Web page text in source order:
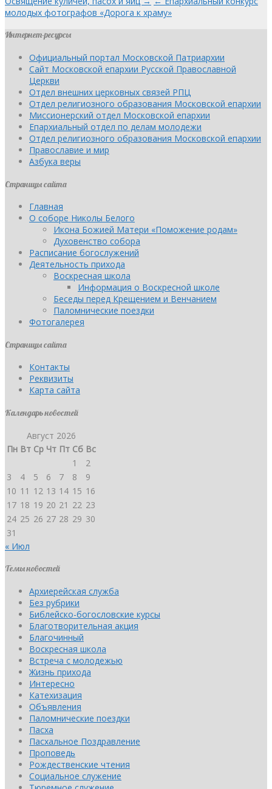
молодых фотографов «Дорога к храму»
Интернет-ресурсы
Официальный портал Московской Патриархии
Сайт Московской епархии Русской Православной
Церкви
Отдел внешних церковных связей РПЦ
Отдел религиозного образования Московской епархии
Миссионерский отдел Московской епархии
Епархиальный отдел по делам молодежи
Отдел религиозного образования Московской епархии
Православие и мир
Азбука веры
Страницы сайта
Главная
О соборе Николы Белого
Икона Божией Матери «Поможение родам»
Духовенство собора
Расписание богослужений
Деятельность прихода
Воскресная школа
Информация о Воскресной школе
Беседы перед Крещением и Венчанием
Паломнические поездки
Фотогалерея
Страницы сайта
Контакты
Реквизиты
Карта сайта
Календарь новостей
Август 2026
Пн Вт Ср Чт Пт Сб Вс
1
2
3
4 5 6 7 8
9
10 11 12 13 14 15 16
17 18 19 20 21 22 23
24 25 26 27 28 29 30
31
« Июл
Темы новостей
Архиерейская служба
Без рубрики
Библейско-богословские курсы
Благотворительная акция
Благочинный
Воскресная школа
Встреча с молодежью
Жизнь прихода
Интересно
Катехизация
Объявления
Паломнические поездки
Пасха
Пасхальное Поздравление
Проповедь
Рождественские чтения
Социальное служение